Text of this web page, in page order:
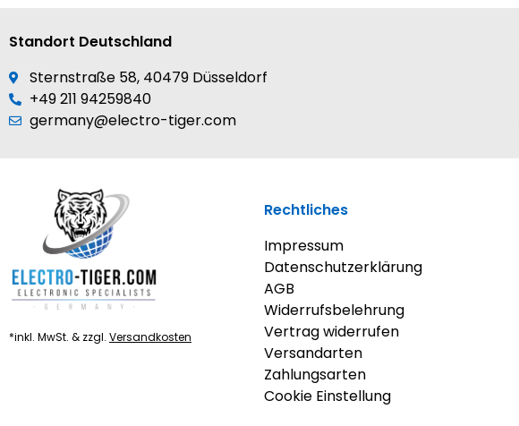
Standort Deutschland
Sternstraße 58, 40479 Düsseldorf
+49 211 94259840
germany@electro-tiger.com
*inkl. MwSt. & zzgl. Versandkosten
Rechtliches
Impressum
Datenschutzerklärung
AGB
Widerrufsbelehrung
Vertrag widerrufen
Versandarten
Zahlungsarten
Cookie Einstellung